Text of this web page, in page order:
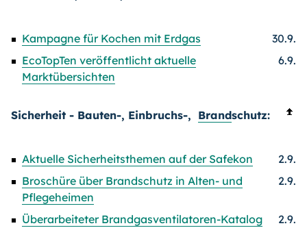
Kampagne für Kochen mit Erdgas
30.9.
EcoTopTen veröffentlicht aktuelle
Marktübersichten
6.9.
Sicherheit - Bauten-, Einbruchs-, Brandschutz:
Aktuelle Sicherheitsthemen auf der Safekon
2.9.
Broschüre über Brandschutz in Alten- und
Pflegeheimen
2.9.
Überarbeiteter Brandgasventilatoren-Katalog
2.9.